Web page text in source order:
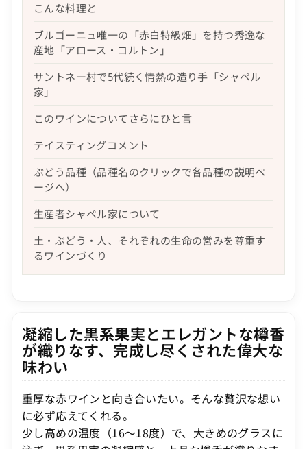
こんな料理と
ブルゴーニュ唯一の「赤白特級畑」を持つ秀逸な
産地「アロース・コルトン」
サントネー村で5代続く情熱の造り手「シャペル
家」
このワインについてさらにひと言
テイスティングコメント
ぶどう品種（品種名のクリックで各品種の説明ペ
ージへ）
生産者シャペル家について
土・ぶどう・人、それぞれの生命の営みを尊重す
るワインづくり
凝縮した黒系果実とエレガントな樽香
が織りなす、完成し尽くされた偉大な
味わい
重厚な赤ワインと向き合いたい。そんな贅沢な想い
に必ず応えてくれる。
少し高めの温度（16〜18度）で、大きめのグラスに